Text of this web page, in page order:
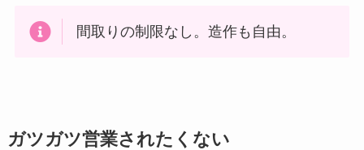
間取りの制限なし。造作も自由。
ガツガツ営業されたくない